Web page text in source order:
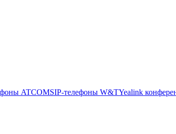
ATCOMSIP-телефоны W&TYealink